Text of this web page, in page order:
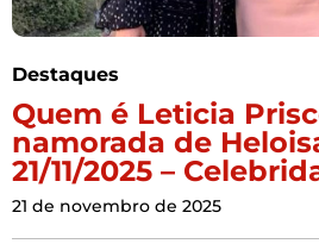
Destaques
Quem é Leticia
namorada de
21/11/2025 –
21 de novembro de 2025